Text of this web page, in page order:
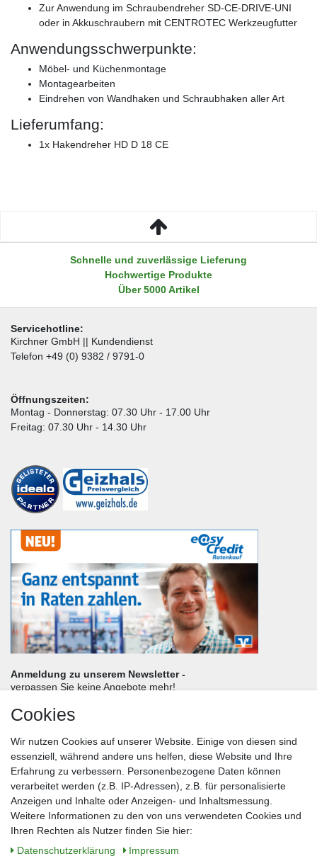
Zur Anwendung im Schraubendreher SD-CE-DRIVE-UNI
oder in Akkuschraubern mit CENTROTEC Werkzeugfutter
Anwendungsschwerpunkte:
Möbel- und Küchenmontage
Montagearbeiten
Eindrehen von Wandhaken und Schraubhaken aller Art
Lieferumfang:
1x Hakendreher HD D 18 CE
Schnelle und zuverlässige Lieferung
Hochwertige Produkte
Über 5000 Artikel
Servicehotline:
Kirchner GmbH || Kundendienst
Telefon +49 (0) 9382 / 9791-0
Öffnungszeiten:
Montag - Donnerstag: 07.30 Uhr - 17.00 Uhr
Freitag: 07.30 Uhr - 14.30 Uhr
Anmeldung zu unserem Newsletter -
verpassen Sie keine Angebote mehr!
Nachname*
E-Mail*
Cookies
Wir nutzen Cookies auf unserer Website. Einige von diesen sind
essenziell, während andere uns helfen, diese Website und Ihre
Erfahrung zu verbessern. Personenbezogene Daten können
verarbeitet werden (z.B. IP-Adressen), z.B. für personalisierte
Anzeigen und Inhalte oder Anzeigen- und Inhaltsmessung.
Weitere Informationen zu den von uns verwendeten Cookies und
Ihren Rechten als Nutzer finden Sie hier:
Daten­schutz­erklärung
Impressum